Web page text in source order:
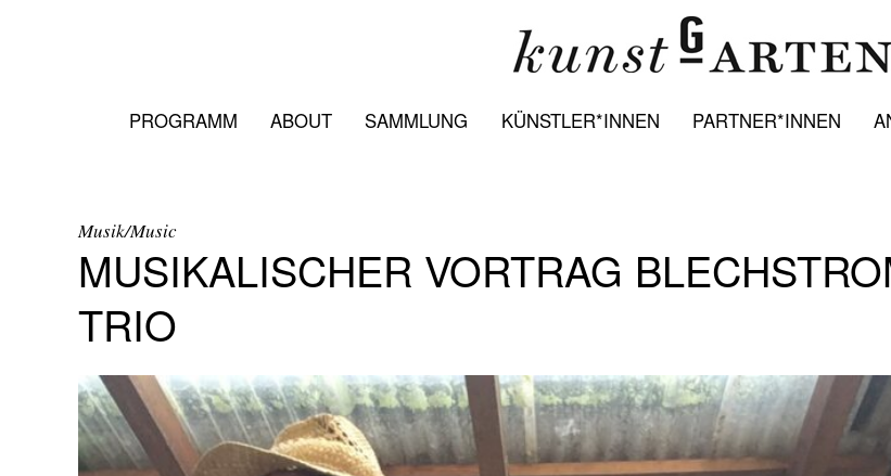
PROGRAMM ABOUT SAMMLUNG KÜNSTLER*INNEN PARTNER*INNEN
Musik/Music
MUSIKALISCHER VORTRAG
TRIO